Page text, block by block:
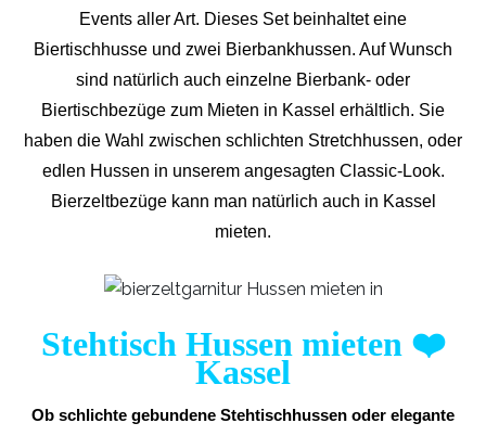
Events aller Art. Dieses Set beinhaltet eine
Biertischhusse und zwei Bierbankhussen. Auf Wunsch
sind natürlich auch einzelne Bierbank- oder
Biertischbezüge zum Mieten in Kassel erhältlich. Sie
haben die Wahl zwischen schlichten Stretchhussen, oder
edlen Hussen in unserem angesagten Classic-Look.
Bierzeltbezüge kann man natürlich auch in Kassel
mieten.
Stehtisch Hussen mieten ❤️
Kassel
Ob schlichte gebundene Stehtischhussen oder elegante